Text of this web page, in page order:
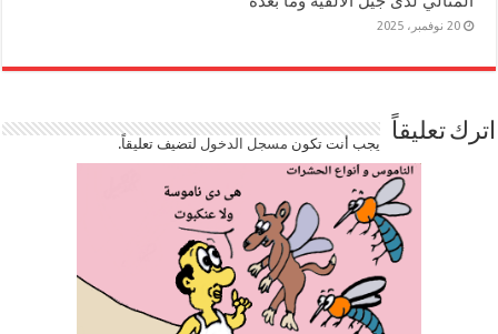
20 نوفمبر، 2025
اترك تعليقاً يجب أنت تكون مسجل الدخوللتضيف تعليقاً.